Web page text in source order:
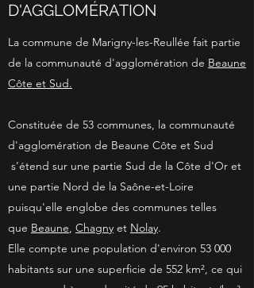
D'AGGLOMÉRATION
La commune de Marigny-les-Reullée fait partie
de la communauté d'agglomération de Beaune
Côte et Sud.
Constituée de 53 communes, la communauté
d'agglomération de Beaune Côte et Sud
s’étend sur une partie Sud de la Côte d'Or et
une partie Nord de la Saône-et-Loire
puisqu'elle englobe des communes telles
que Beaune, Chagny et Nolay.
Elle compte une population d'environ 53 000
habitants sur une superficie de 552 km², ce qui